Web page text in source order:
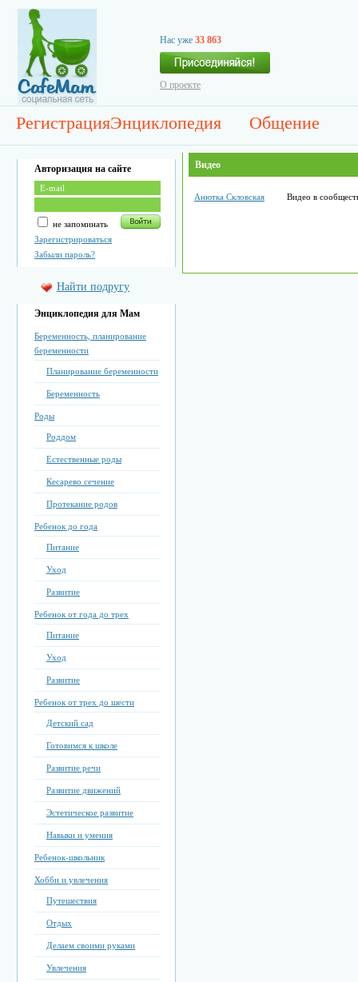
Нас уже 33 863
О проекте
РегистрацияЭнциклопедия Общение
Авторизация на сайте
не запоминать
Зарегистрироваться
Забыли пароль?
Найти подругу
Энциклопедия для Мам
Беременность, планирование
беременности
Планирование беременности
Беременность
Роды
Роддом
Естественные роды
Кесарево сечение
Протекание родов
Ребенок до года
Питание
Уход
Развитие
Ребенок от года до трех
Питание
Уход
Развитие
Ребенок от трех до шести
Детский сад
Готовимся к школе
Развитие речи
Развитие движений
Эстетическое развитие
Навыки и умения
Ребенок-школьник
Хобби и увлечения
Путешествия
Отдых
Делаем своими руками
Увлечения
Видео
Анютка Скловская Видео в